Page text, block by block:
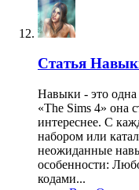
Статья
Навыки - это
«The Sims 4» она
интереснее. С
набором или
неожиданные
особенности:
кодами...